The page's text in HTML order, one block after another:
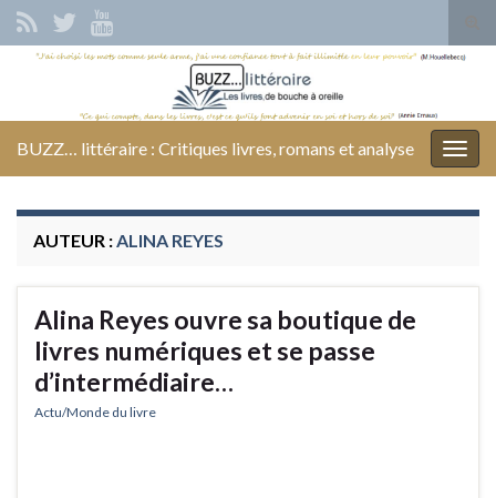
Search for:
BUZZ… littéraire : Critiques livres, romans et analyse
AUTEUR : ALINA REYES
Alina Reyes ouvre sa boutique de
livres numériques et se passe
d’intermédiaire…
Actu/Monde du livre